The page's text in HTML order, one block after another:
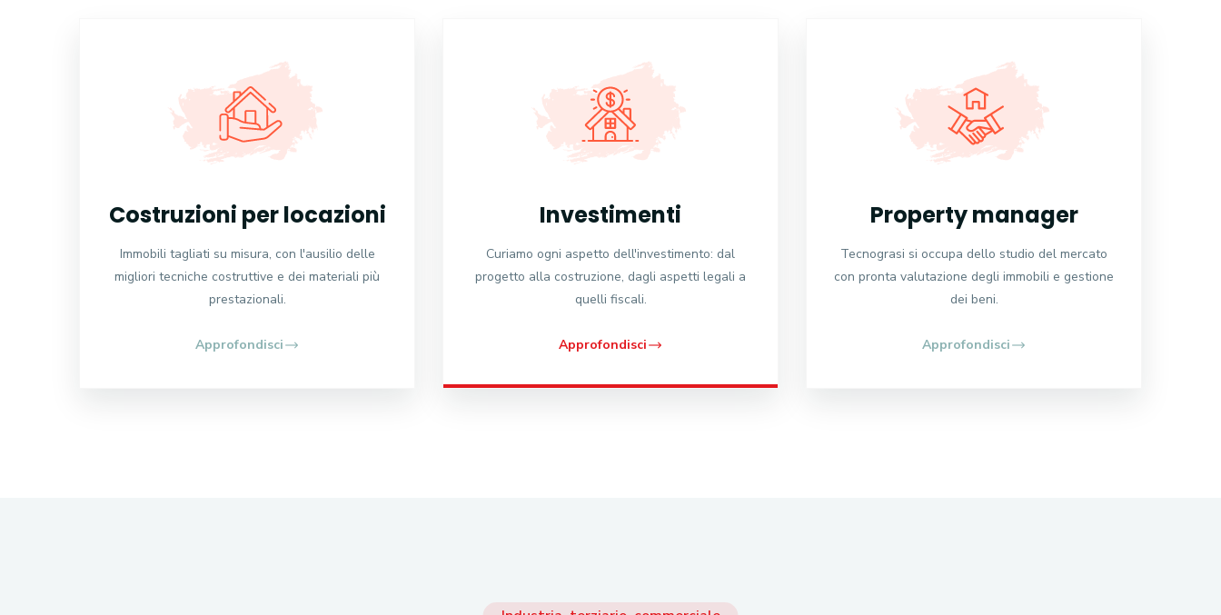
Costruzioni per locazioni
Immobili tagliati su misura, con l'ausilio delle
migliori tecniche costruttive e dei materiali più
prestazionali.
Approfondisci
Investimenti
Curiamo ogni aspetto dell'investimento: dal
progetto alla costruzione, dagli aspetti legali a
quelli fiscali.
Approfondisci
Property manager
Tecnograsi si occupa dello studio del mercato
con pronta valutazione degli immobili e gestione
dei beni.
Approfondisci